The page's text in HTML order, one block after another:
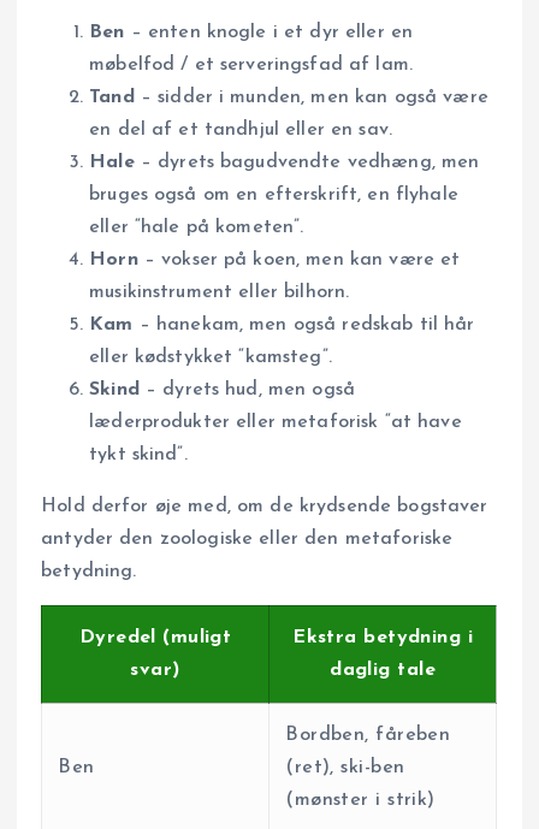
Ben – enten knogle i et dyr eller en
møbelfod / et serveringsfad af lam.
Tand
– sidder i munden, men kan også være
en del af et tandhjul eller en sav.
Hale– dyrets bag­ud­vendte vedhæng, men
bruges også om en efterskrift, en flyhale
eller “hale på kometen”.
Horn– vokser på koen, men kan være et
musikinstrument eller bilhorn.
Kam – hanekam, men også redskab til hår
eller kødstykket “kamsteg”.
Skind
– dyrets hud, men også
læderprodukter eller metaforisk “at have
tykt skind”.
Hold derfor øje med, om de krydsende bogstaver
antyder den zoologiske eller den metaforiske
betydning.
Dyredel (muligt
svar)
Ekstra betydning i
daglig tale
Ben
Bordben, fåreben
(ret), ski-ben
(mønster i strik)